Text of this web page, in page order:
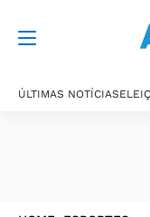
ÚLTIMAS NOTÍCIAS